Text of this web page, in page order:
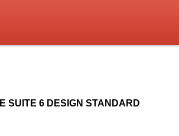
SUITE 6 DESIGN STANDARD